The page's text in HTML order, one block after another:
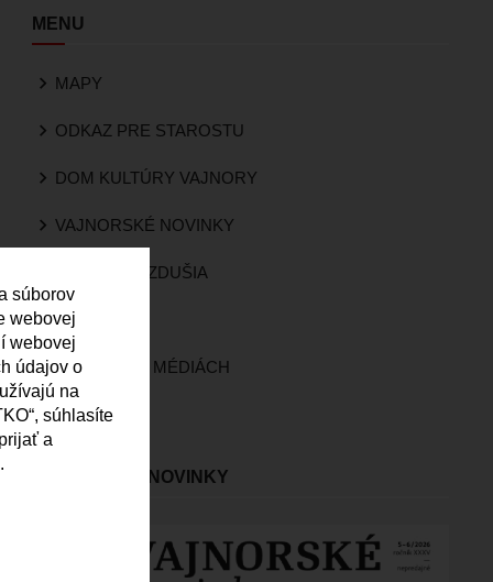
MENU
MAPY
ODKAZ PRE STAROSTU
DOM KULTÚRY VAJNORY
VAJNORSKÉ NOVINKY
KVALITA OVZDUŠIA
KAMERY
VAJNORY V MÉDIÁCH
ROZHLAS
VAJNORSKÉ NOVINKY
súborov
webovej
webovej
údajov o
na
súhlasíte
a